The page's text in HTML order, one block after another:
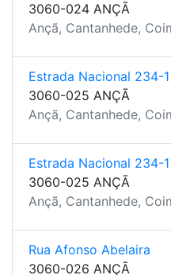
3060-024 ANÇÃ
Ançã, Cantanhede,
Estrada Nacional 234-1
3060-025 ANÇÃ
Ançã, Cantanhede,
Estrada Nacional 234-1
3060-025 ANÇÃ
Ançã, Cantanhede,
Rua Afonso Abelaira
3060-026 ANÇÃ